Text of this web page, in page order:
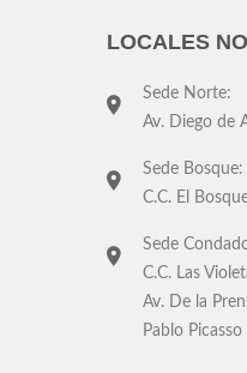
LOCALES
Sede Norte:
Av. Diego de
Sede Bosque:
C.C. El
Sede
C.C. Las
Av. De la
Pablo Picasso